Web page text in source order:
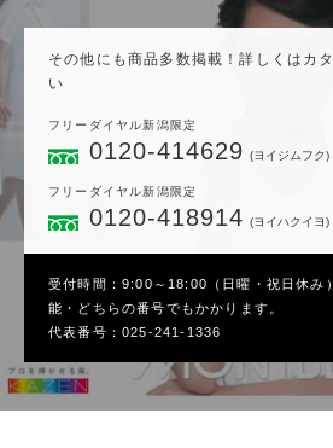
その他にも商品多数掲載！詳しくはカ
い
フリーダイヤル新潟限定
0120-414629 (ヨイジムフク)
フリーダイヤル新潟限定
0120-418914 (ヨイハクイヨ)
受付時間：9:00～18:00（日曜・祝日休み
能・どちらの番号でもかかります。
代表番号： 025-241-1336